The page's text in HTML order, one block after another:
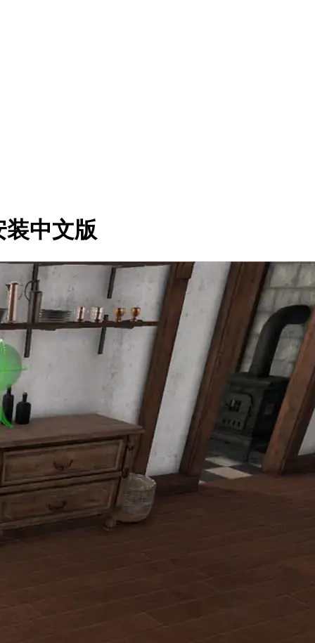
装中文版